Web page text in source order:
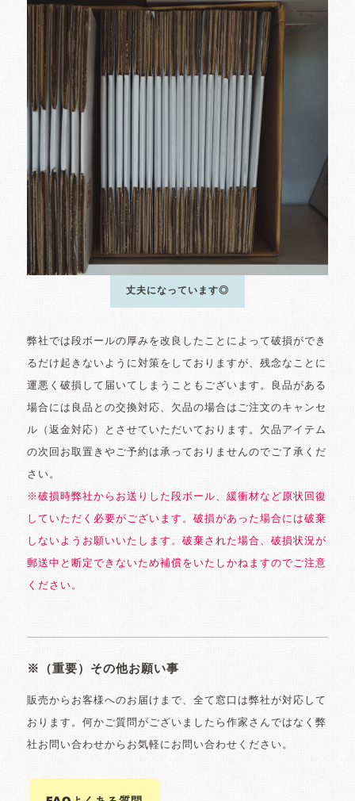
丈夫になっています◎
弊社では段ボールの厚みを改良したことによって破損ができ
るだけ起きないように対策をしておりますが、残念なことに
運悪く破損して届いてしまうこともございます。良品がある
場合には良品との交換対応、欠品の場合はご注文のキャンセ
ル（返金対応）とさせていただいております。欠品アイテム
の次回お取置きやご予約は承っておりませんのでご了承くだ
さい。
※破損時弊社からお送りした段ボール、緩衝材など原状回復
していただく必要がございます。破損があった場合には破棄
しないようお願いいたします。破棄された場合、破損状況が
郵送中と断定できないため補償をいたしかねますのでご注意
ください。
※（重要）その他お願い事
販売からお客様へのお届けまで、全て窓口は弊社が対応して
おります。何かご質問がございましたら作家さんではなく弊
社お問い合わせからお気軽にお問い合わせください。